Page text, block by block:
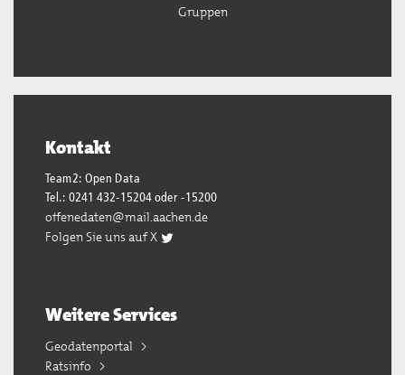
Gruppen
Kontakt
Team2: Open Data
Tel.: 0241 432-15204 oder -15200
offenedaten@mail.aachen.de
Folgen Sie uns auf X
Weitere Services
Geodatenportal
Ratsinfo